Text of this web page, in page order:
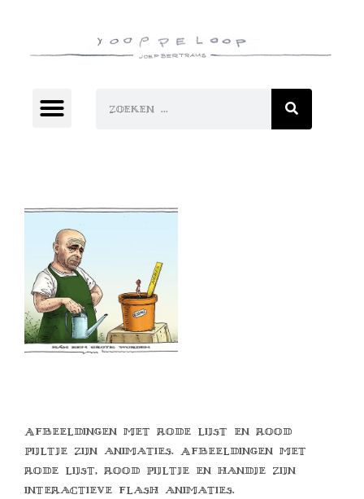
Afbeeldingen met rode lijst en rood
pijltje zijn animaties. Afbeeldingen met
rode lijst, rood pijltje en handje zijn
interactieve flash animaties.